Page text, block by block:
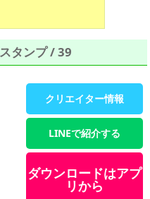
タンプ / 39
クリエイター情報
LINEで紹介する
ダウンロードはアプ
リから